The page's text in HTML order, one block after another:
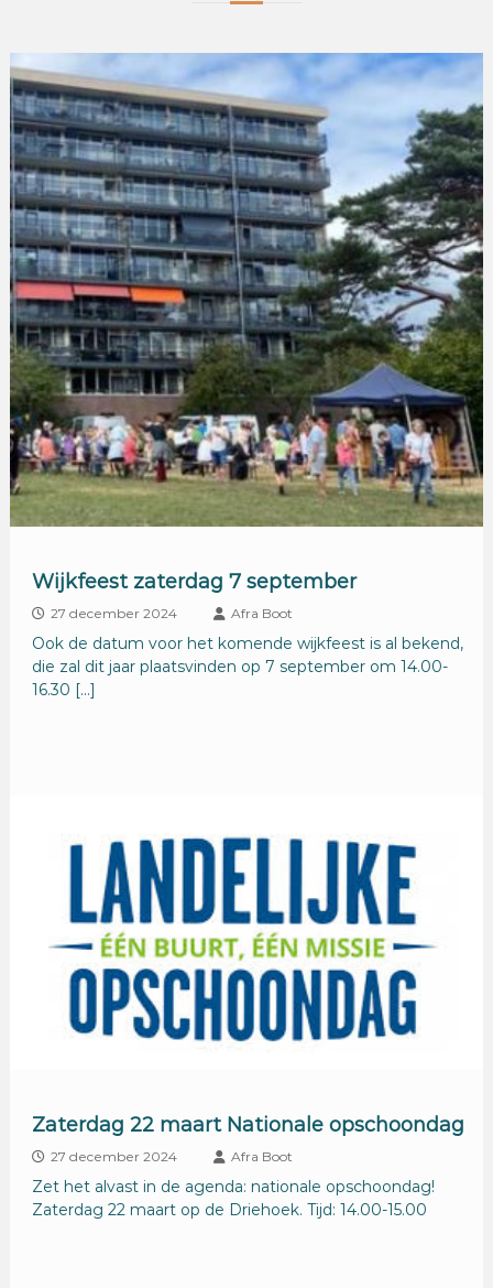
Wijkfeest zaterdag 7 september
27 december 2024 Afra Boot
Ook de datum voor het komende wijkfeest is al bekend,
die zal dit jaar plaatsvinden op 7 september om 14.00-
16.30 […]
Zaterdag 22 maart Nationale opschoondag
27 december 2024 Afra Boot
Zet het alvast in de agenda: nationale opschoondag!
Zaterdag 22 maart op de Driehoek. Tijd: 14.00-15.00